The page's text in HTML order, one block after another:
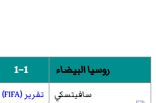
روسيا البيضاء
1–1
سافيتسكي
تقرير (FIFA)